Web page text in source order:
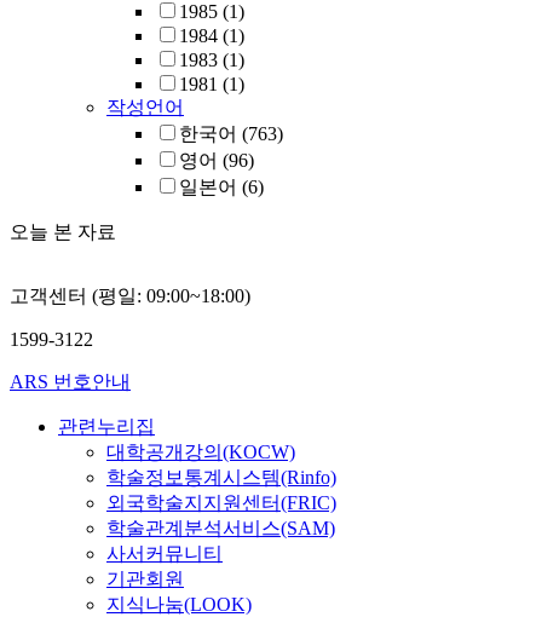
1985 (1)
1984 (1)
1983 (1)
1981 (1)
작성언어
한국어 (763)
영어 (96)
일본어 (6)
오늘 본 자료
고객센터 (평일: 09:00~18:00)
1599-3122
ARS 번호안내
관련누리집
대학공개강의(KOCW)
학술정보통계시스템(Rinfo)
외국학술지지원센터(FRIC)
학술관계분석서비스(SAM)
사서커뮤니티
기관회원
지식나눔(LOOK)